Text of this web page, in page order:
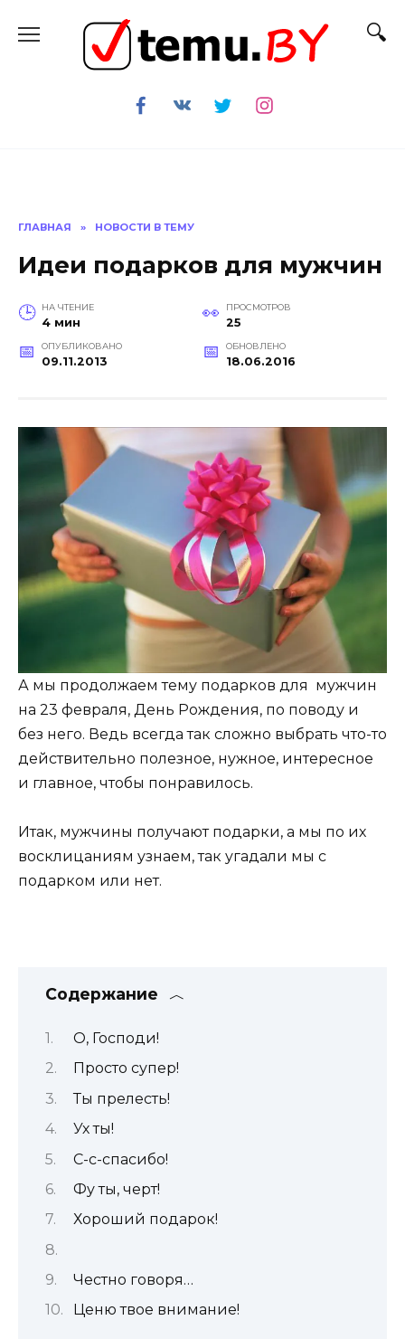
содержанию
ГЛАВНАЯ » НОВОСТИ В ТЕМУ
Идеи подарков для мужчин
НА ЧТЕНИЕ
4 мин
ПРОСМОТРОВ
25
ОПУБЛИКОВАНО
09.11.2013
ОБНОВЛЕНО
18.06.2016
А мы продолжаем тему подарков для мужчин
на 23 февраля, День Рождения, по поводу и
без него. Ведь всегда так сложно выбрать что-то
действительно полезное, нужное, интересное
и главное, чтобы понравилось.
Итак, мужчины получают подарки, а мы по их
восклицаниям узнаем, так угадали мы с
подарком или нет.
Содержание
О, Господи!
Просто супер!
Ты прелесть!
Ух ты!
С-с-спасибо!
Фу ты, черт!
Хороший подарок!
Честно говоря…
Ценю твое внимание!